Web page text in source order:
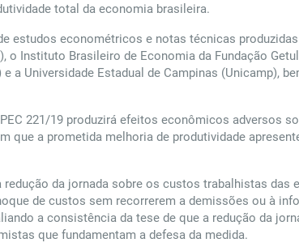
total da economia brasileira.
estudos econométricos e notas técnicas
Instituto Brasileiro de Economia da Fundação
a Universidade Estadual de Campinas (Unicamp),
221/19 produzirá efeitos econômicos adversos
que a prometida melhoria de produtividade
da jornada sobre os custos trabalhistas das
de custos sem recorrerem a demissões ou à
a consistência da tese de que a redução da
que fundamentam a defesa da medida.